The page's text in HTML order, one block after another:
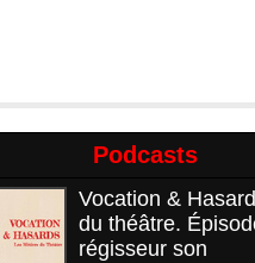
Podcasts
Vocation &
du théâtre.
régisseur son